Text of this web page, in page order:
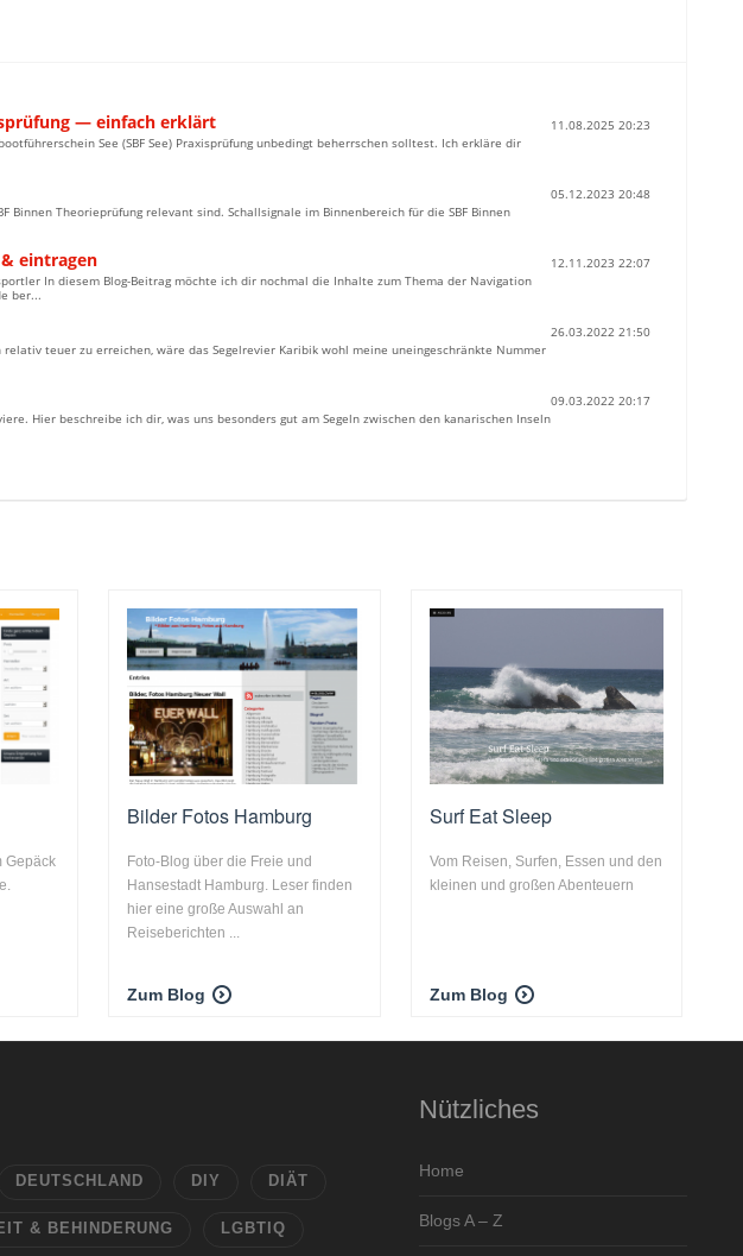
— einfach erklärt
11.08.2025 20:23
See (SBF See) Praxisprüfung unbedingt beherrschen solltest. Ich erkläre dir
05.12.2023 20:48
Binnen Theorieprüfung relevant sind. Schallsignale im Binnenbereich für die SBF Binnen
eintragen
12.11.2023 22:07
In diesem Blog-Beitrag möchte ich dir nochmal die Inhalte zum Thema der Navigation
ber...
26.03.2022 21:50
teuer zu erreichen, wäre das Segelrevier Karibik wohl meine uneingeschränkte Nummer
09.03.2022 20:17
Hier beschreibe ich dir, was uns besonders gut am Segeln zwischen den kanarischen Inseln
Gepäck
Bilder Fotos Hamburg
Foto-Blog über die Freie und
Hansestadt Hamburg. Leser finden
hier eine große Auswahl an
Reiseberichten ...
Zum Blog
Surf Eat Sleep
Vom Reisen, Surfen, Essen und den
kleinen und großen Abenteuern
Zum Blog
DEUTSCHLAND DIY DIÄT
& BEHINDERUNG LGBTIQ
Nützliches
Home
Blogs A – Z